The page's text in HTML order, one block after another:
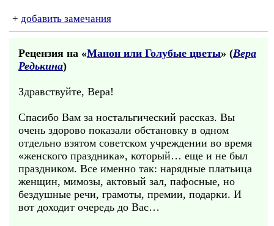
+ добавить замечания
Рецензия на «Манон или Голубые цветы» (Вера
Редькина)
Здравствуйте, Вера!
Спасибо Вам за ностальгический рассказ. Вы
очень здорово показали обстановку в одном
отдельно взятом советском учреждении во время
«женского праздника», который… еще и не был
праздником. Все именно так: нарядные платьица
женщин, мимозы, актовый зал, пафосные, но
бездушные речи, грамоты, премии, подарки. И
вот доходит очередь до Вас…